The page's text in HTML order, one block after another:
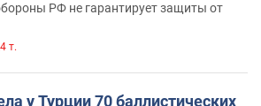
РФ не гарантирует защиты от
т.
у Турции 70 баллистических